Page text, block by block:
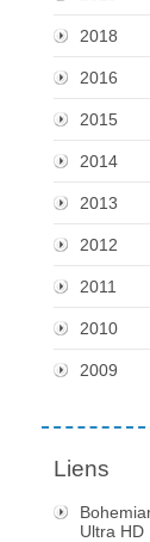
2018
2016
2015
2014
2013
2012
2011
2010
2009
Liens
Ultra HD